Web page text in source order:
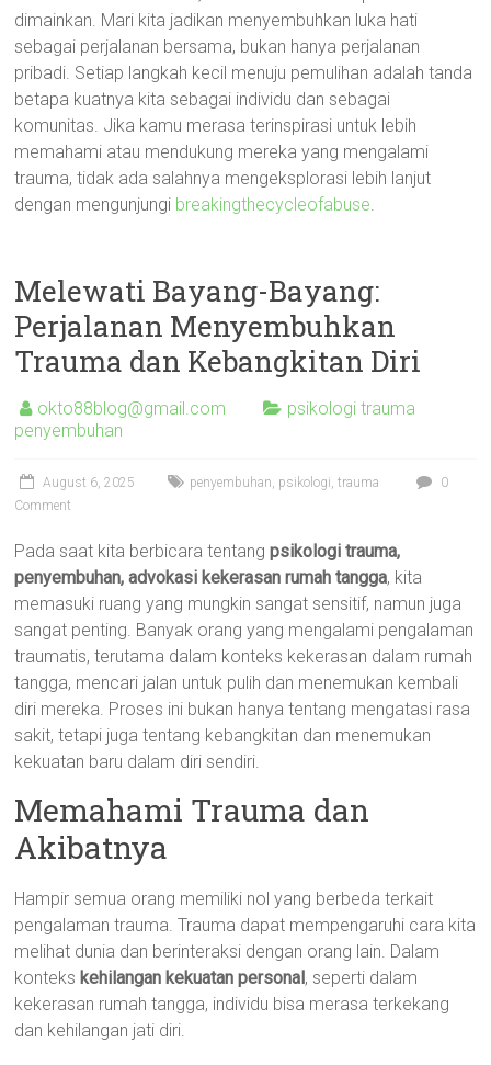
dimainkan. Mari kita jadikan menyembuhkan luka hati
sebagai perjalanan bersama, bukan hanya perjalanan
pribadi. Setiap langkah kecil menuju pemulihan adalah tanda
betapa kuatnya kita sebagai individu dan sebagai
komunitas. Jika kamu merasa terinspirasi untuk lebih
memahami atau mendukung mereka yang mengalami
trauma, tidak ada salahnya mengeksplorasi lebih lanjut
dengan mengunjungi breakingthecycleofabuse.
Melewati Bayang-Bayang:
Perjalanan Menyembuhkan
Trauma dan Kebangkitan Diri
okto88blog@gmail.com
psikologi trauma
penyembuhan
August 6, 2025 penyembuhan, psikologi,trauma
0
Comment
Pada saat kita berbicara tentangpsikologi trauma,
penyembuhan, advokasi kekerasan rumah tangga, kita
memasuki ruang yang mungkin sangat sensitif, namun juga
sangat penting. Banyak orang yang mengalami pengalaman
traumatis, terutama dalam konteks kekerasan dalam rumah
tangga, mencari jalan untuk pulih dan menemukan kembali
diri mereka. Proses ini bukan hanya tentang mengatasi rasa
sakit, tetapi juga tentang kebangkitan dan menemukan
kekuatan baru dalam diri sendiri.
Memahami Trauma dan
Akibatnya
Hampir semua orang memiliki nol yang berbeda terkait
pengalaman trauma. Trauma dapat mempengaruhi cara kita
melihat dunia dan berinteraksi dengan orang lain. Dalam
konteks kehilangan kekuatan personal, seperti dalam
kekerasan rumah tangga, individu bisa merasa terkekang
dan kehilangan jati diri.